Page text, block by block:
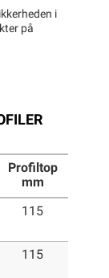
i
på
Profiltop
mm
115
115